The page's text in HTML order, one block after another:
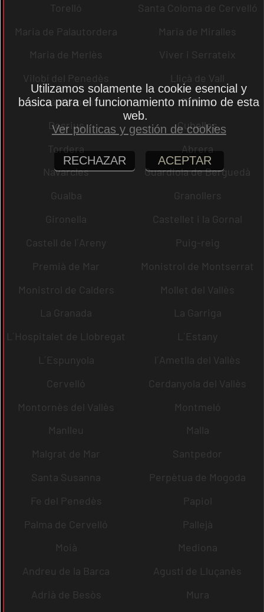
Torelló
Santa Coloma de Cervelló
Maria de Palautordera
Maria de Miralles
Maria de Merlès
Viver i Serrateix
Vilobí del Penedès
Lliçà de Vall
Lliçà d´Amunt
El Bruc
Dosrius
Cubelles
Tordera
Abrera
Navarcles
Guardiola de Berguedà
Gualba
Granollers
Gironella
Castellet i la Gornal
Castell de l´Areny
Puig-reig
Premià de Mar
Monistrol de Montserrat
Monistrol de Calders
Mollet del Vallès
La Granada
La Garriga
L´Hospitalet de Llobregat
L´Estany
L´Espunyola
l´Ametlla del Vallès
Cervelló
Cerdanyola del Vallès
Montornès del Vallès
Montmeló
Manlleu
Malla
Malgrat de Mar
Santpedor
Santa Susanna
Perpètua de Mogoda
Fe del Penedès
Papiol
Palma de Cervelló
Pallejà
Moià
Mediona
Andreu de la Barca
Agustí de Lluçanès
Adrià de Besòs
Mura
Utilizamos solamente la cookie esencial y
básica para el funcionamiento mínimo de esta
web.
Ver políticas y gestión de cookies
RECHAZAR ACEPTAR